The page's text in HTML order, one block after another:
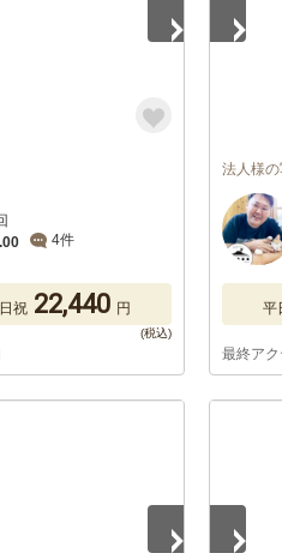
4件
祝 22,440 円
法人様の
平
最終ア